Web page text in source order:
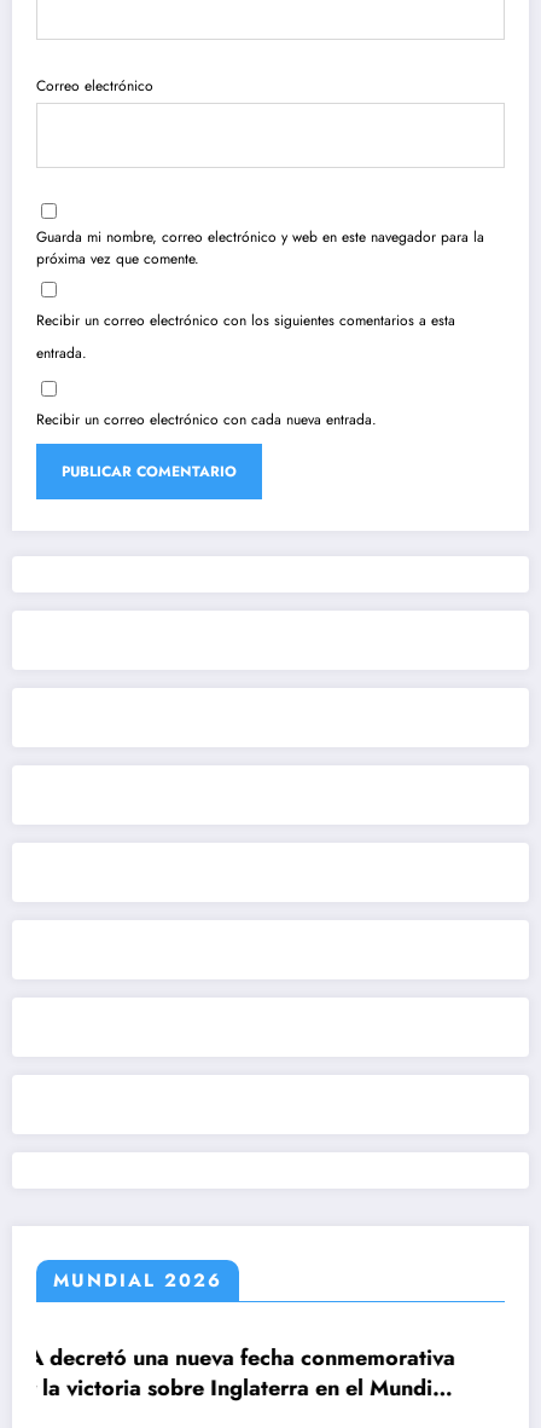
Correo electrónico
Guarda mi nombre, correo electrónico y web en este navegador para la
próxima vez que comente.
Recibir un correo electrónico con los siguientes comentarios a esta
entrada.
Recibir un correo electrónico con cada nueva entrada.
MUNDIAL 2026
conmemorativa
en el Mundial